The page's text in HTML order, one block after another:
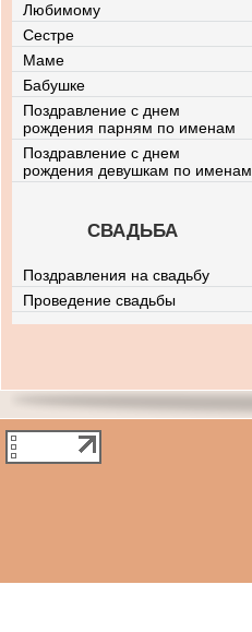
Любимому
Сестре
Маме
Бабушке
Поздравление с днем
рождения парням по именам
Поздравление с днем
рождения девушкам по именам
СВАДЬБА
Поздравления на свадьбу
Проведение свадьбы